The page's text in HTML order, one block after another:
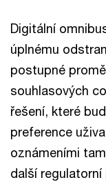
Digitální
úplnému
postupné
souhlasových
řešení, které
preference
oznámeními
další regulatorní